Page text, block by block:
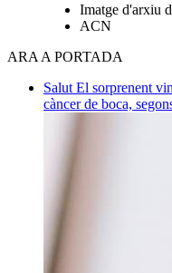
Imatge d'arxiu
ACN
ARA A PORTADA
Salut El sorprenent
càncer de boca,